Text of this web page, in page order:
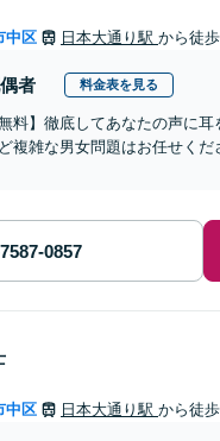
中区 日本大通り駅 から徒
者 料金表を見る
無料】徹底してあなたの声に
複雑な男女問題はお任せく
中区 日本大通り駅 から徒